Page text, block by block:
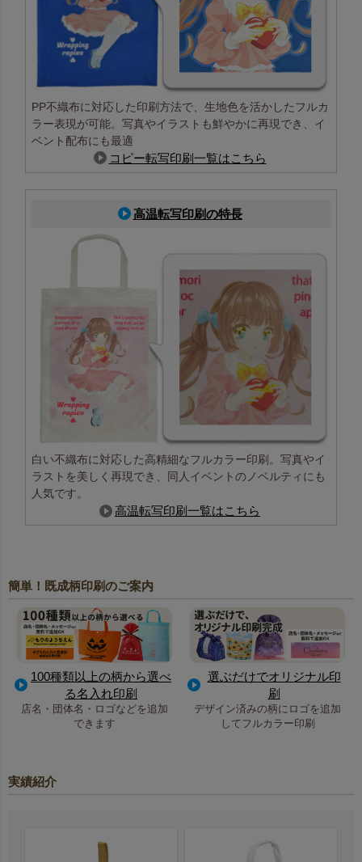
PP不織布に対応した印刷方法で、生地色を活かしたフルカ
ラー表現が可能。写真やイラストも鮮やかに再現でき、イ
ベント配布にも最適
コピー転写印刷一覧はこちら
高温転写印刷の特長
白い不織布に対応した高精細なフルカラー印刷。写真やイ
ラストを美しく再現でき、同人イベントのノベルティにも
人気です。
高温転写印刷一覧はこちら
簡単！既成柄印刷のご案内
100種類以上の柄から選べ
る名入れ印刷
店名・団体名・ロゴなどを追加
できます
選ぶだけでオリジナル印
刷
デザイン済みの柄にロゴを追加
してフルカラー印刷
実績紹介